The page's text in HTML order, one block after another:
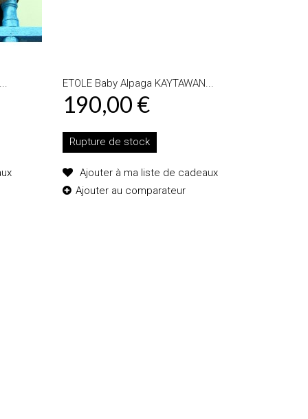
ETOLE Baby Alpaga KAYTAWAN...
190,00 €
Rupture de stock
Ajouter à ma liste de cadeaux
Ajouter au comparateur